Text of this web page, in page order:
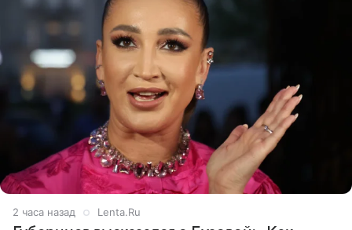
2 часа назад Lenta.Ru